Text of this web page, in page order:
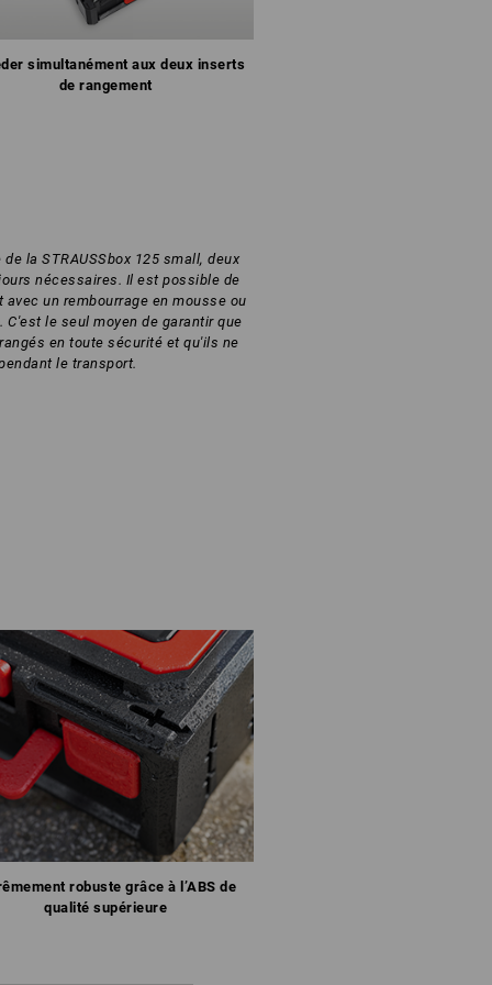
simultanément aux deux inserts
de rangement
la STRAUSSbox 125 small, deux
nécessaires. Il est possible de
un rembourrage en mousse ou
C'est le seul moyen de garantir que
en toute sécurité et qu'ils ne
le transport.
robuste grâce à l’ABS de
qualité supérieure